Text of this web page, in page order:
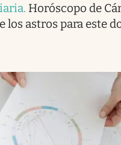
. Horóscopo de
los astros para este